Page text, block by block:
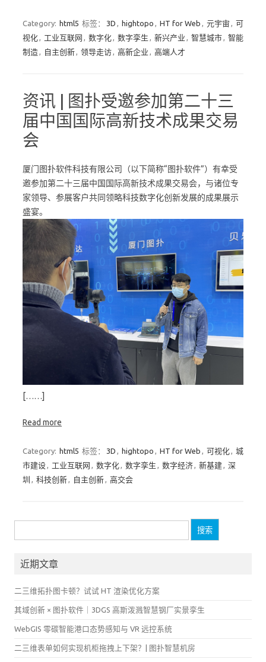
Category: html5 标签： 3D , hightopo , HT for Web , 元宇宙 , 可
视化, 工业互联网 , 数字化, 数字孪生 , 新兴产业 , 智慧城市, 智能
制造, 自主创新, 领导走访, 高新企业 , 高端人才
资讯 | 图扑受邀参加第二十三
届中国国际高新技术成果交易
会
厦门图扑软件科技有限公司（以下简称“图扑软件”）有幸受
邀参加第二十三届中国国际高新技术成果交易会，与诸位专
家领导、参展客户共同领略科技数字化创新发展的成果展示
盛宴。
[……]
Read more
Category: html5 标签： 3D , hightopo , HT for Web , 可视化, 城
市建设, 工业互联网 , 数字化, 数字孪生 , 数字经济, 新基建, 深
圳 , 科技创新, 自主创新, 高交会
索：
近期文章
二三维拓扑图卡顿？试试 HT 渲染优化方案
其域创新 × 图扑软件｜3DGS 高斯泼溅智慧钢厂实景孪生
WebGIS 零碳智能港口态势感知与 VR 远控系统
二三维表单如何实现机柜拖拽上下架？| 图扑智慧机房